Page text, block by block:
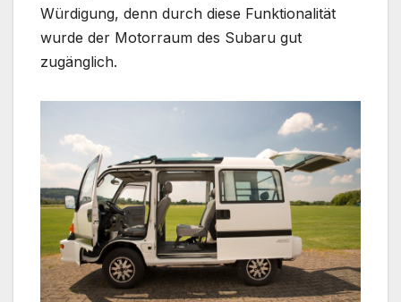
Würdigung, denn durch diese Funktionalität
wurde der Motorraum des Subaru gut
zugänglich.